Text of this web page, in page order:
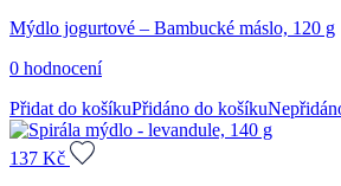
Mýdlo jogurtové – Bambucké máslo, 120 g
0 hodnocení
Přidat do košíkuPřidáno do košíku
137 Kč